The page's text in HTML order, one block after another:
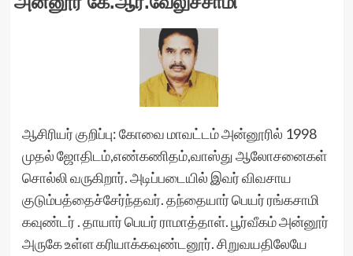
ஆசிரியர் குறிப்பு: கோவை மாவட்டம் அன்னூரில் 1998
முதல் ஜோதிடம்,எண்கணிதம்,வாஸ்து ஆலோசனைகள்
சொல்லி வருகிறார். அடிப்படையில் இவர் விவசாய
குடும்பத்தைச்சேர்ந்தவர். தந்தையார் பெயர் ரங்கசாமி
கவுண்டர் . தாயார் பெயர் ராமாத்தாள். பூர்வீகம் அன்னூர்
அருகே உள்ள கரியாக்கவுண்டனூர். சிறுவயதிலேயே